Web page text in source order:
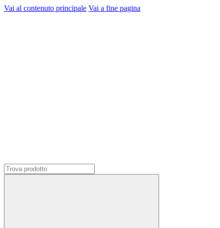
Vai al contenuto principale Vai a fine pagina